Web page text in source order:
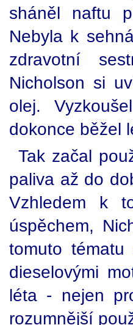
sháněl naftu
Nebyla k
zdravotní
Nicholson si
olej.
dokonce běžel
Tak začal
paliva až do
Vzhledem k
úspěchem,
tomuto
dieselovými
léta - nejen
rozumnější